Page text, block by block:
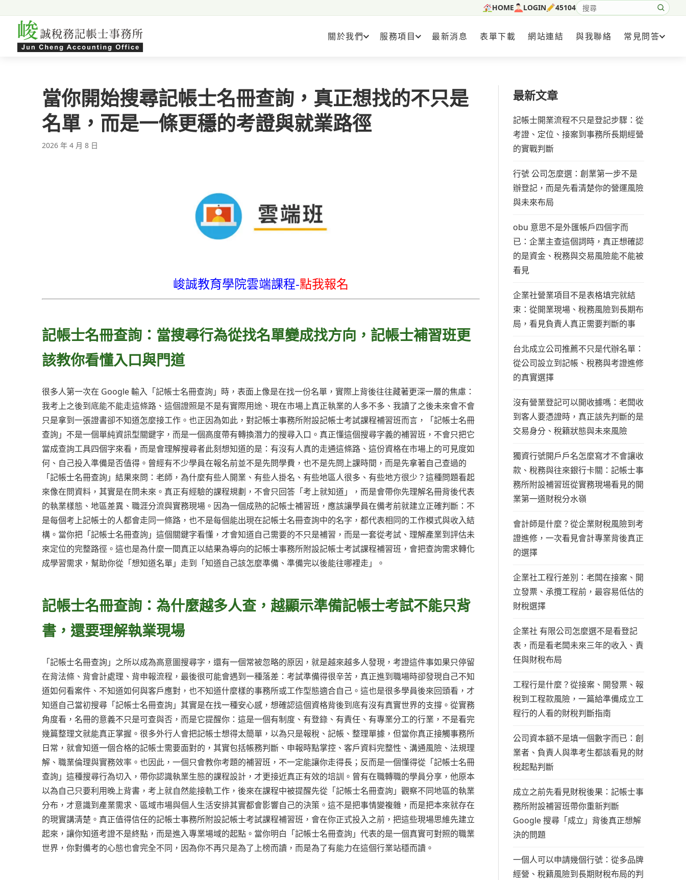
HOME LOGIN 45104
搜尋網站內容
關於我們
服務項目 最新消息 表單下載 網站連結 與我聯絡 常見問答
當你開始搜尋記帳士名冊查詢，真正想找的不只是
名單，而是一條更穩的考證與就業路徑
2026 年 4 月 8 日
峻誠教育學院雲端課程-點我報名
記帳士名冊查詢：當搜尋行為從找名單變成找方向，記帳士補習班更
該教你看懂入口與門道
很多人第一次在 Google 輸入「記帳士名冊查詢」時，表面上像是在找一份名單，實際上背後往往藏著更深一層的焦慮：
我考上之後到底能不能走這條路、這個證照是不是有實際用途、現在市場上真正執業的人多不多、我讀了之後未來會不會
只是拿到一張證書卻不知道怎麼接工作。也正因為如此，對記帳士事務所附設記帳士考試課程補習班而言，「記帳士名冊
查詢」不是一個單純資訊型關鍵字，而是一個高度帶有轉換潛力的搜尋入口。真正懂這個搜尋字義的補習班，不會只把它
當成查詢工具四個字來看，而是會理解搜尋者此刻想知道的是：有沒有人真的走通這條路、這份資格在市場上的可見度如
何、自己投入準備是否值得。曾經有不少學員在報名前並不是先問學費，也不是先問上課時間，而是先拿著自己查過的
「記帳士名冊查詢」結果來問：老師，為什麼有些人開業、有些人掛名、有些地區人很多、有些地方很少？這種問題看起
來像在問資料，其實是在問未來。真正有經驗的課程規劃，不會只回答「考上就知道」，而是會帶你先理解名冊背後代表
的執業樣態、地區差異、職涯分流與實務現場。因為一個成熟的記帳士補習班，應該讓學員在備考前就建立正確判斷：不
是每個考上記帳士的人都會走同一條路，也不是每個能出現在記帳士名冊查詢中的名字，都代表相同的工作模式與收入結
構。當你把「記帳士名冊查詢」這個關鍵字看懂，才會知道自己需要的不只是補習，而是一套從考試、理解產業到評估未
來定位的完整路徑。這也是為什麼一間真正以結果為導向的記帳士事務所附設記帳士考試課程補習班，會把查詢需求轉化
成學習需求，幫助你從「想知道名單」走到「知道自己該怎麼準備、準備完以後能往哪裡走」。
記帳士名冊查詢：為什麼越多人查，越顯示準備記帳士考試不能只背
書，還要理解執業現場
「記帳士名冊查詢」之所以成為高意圖搜尋字，還有一個常被忽略的原因，就是越來越多人發現，考證這件事如果只停留
在背法條、背會計處理、背申報流程，最後很可能會遇到一種落差：考試準備得很辛苦，真正進到職場時卻發現自己不知
道如何看案件、不知道如何與客戶應對，也不知道什麼樣的事務所或工作型態適合自己。這也是很多學員後來回頭看，才
知道自己當初搜尋「記帳士名冊查詢」其實是在找一種安心感，想確認這個資格背後到底有沒有真實世界的支撐。從實務
角度看，名冊的意義不只是可查與否，而是它提醒你：這是一個有制度、有登錄、有責任、有專業分工的行業，不是看完
幾篇整理文就能真正掌握。很多外行人會把記帳士想得太簡單，以為只是報稅、記帳、整理單據，但當你真正接觸事務所
日常，就會知道一個合格的記帳士需要面對的，其實包括帳務判斷、申報時點掌控、客戶資料完整性、溝通風險、法規理
解、職業倫理與實務效率。也因此，一個只會教你考題的補習班，不一定能讓你走得長；反而是一個懂得從「記帳士名冊
查詢」這種搜尋行為切入，帶你認識執業生態的課程設計，才更接近真正有效的培訓。曾有在職轉職的學員分享，他原本
以為自己只要利用晚上背書，考上就自然能接軌工作，後來在課程中被提醒先從「記帳士名冊查詢」觀察不同地區的執業
分布，才意識到產業需求、區域市場與個人生活安排其實都會影響自己的決策。這不是把事情變複雜，而是把本來就存在
的現實講清楚。真正值得信任的記帳士事務所附設記帳士考試課程補習班，會在你正式投入之前，把這些現場思維先建立
起來，讓你知道考證不是終點，而是進入專業場域的起點。當你明白「記帳士名冊查詢」代表的是一個真實可對照的職業
世界，你對備考的心態也會完全不同，因為你不再只是為了上榜而讀，而是為了有能力在這個行業站穩而讀。
最新文章
記帳士開業流程不只是登記步驟：從
考證、定位、接案到事務所長期經營
的實戰判斷
行號 公司怎麼選：創業第一步不是
辦登記，而是先看清楚你的營運風險
與未來布局
obu 意思不是外匯帳戶四個字而
已：企業主查這個詞時，真正想確認
的是資金、稅務與交易風險能不能被
看見
企業社營業項目不是表格填完就結
束：從開業現場、稅務風險到長期布
局，看見負責人真正需要判斷的事
台北成立公司推薦不只是代辦名單：
從公司設立到記帳、稅務與考證進修
的真實選擇
沒有營業登記可以開收據嗎：老闆收
到客人要憑證時，真正該先判斷的是
交易身分、稅籍狀態與未來風險
獨資行號開戶戶名怎麼寫才不會讓收
款、稅務與往來銀行卡關：記帳士事
務所附設補習班從實務現場看見的開
業第一道財稅分水嶺
會計師是什麼？從企業財稅風險到考
證進修，一次看見會計專業背後真正
的選擇
企業社工程行差別：老闆在接案、開
立發票、承攬工程前，最容易低估的
財稅選擇
企業社 有限公司怎麼選不是看登記
表，而是看老闆未來三年的收入、責
任與財稅布局
工程行是什麼？從接案、開發票、報
稅到工程款風險，一篇給準備成立工
程行的人看的財稅判斷指南
公司資本額不是填一個數字而已：創
業者、負責人與準考生都該看見的財
稅起點判斷
成立之前先看見財稅後果：記帳士事
務所附設補習班帶你重新判斷
Google 搜尋「成立」背後真正想解
決的問題
一個人可以申請幾個行號：從多品牌
經營、稅籍風險到長期財稅布局的判